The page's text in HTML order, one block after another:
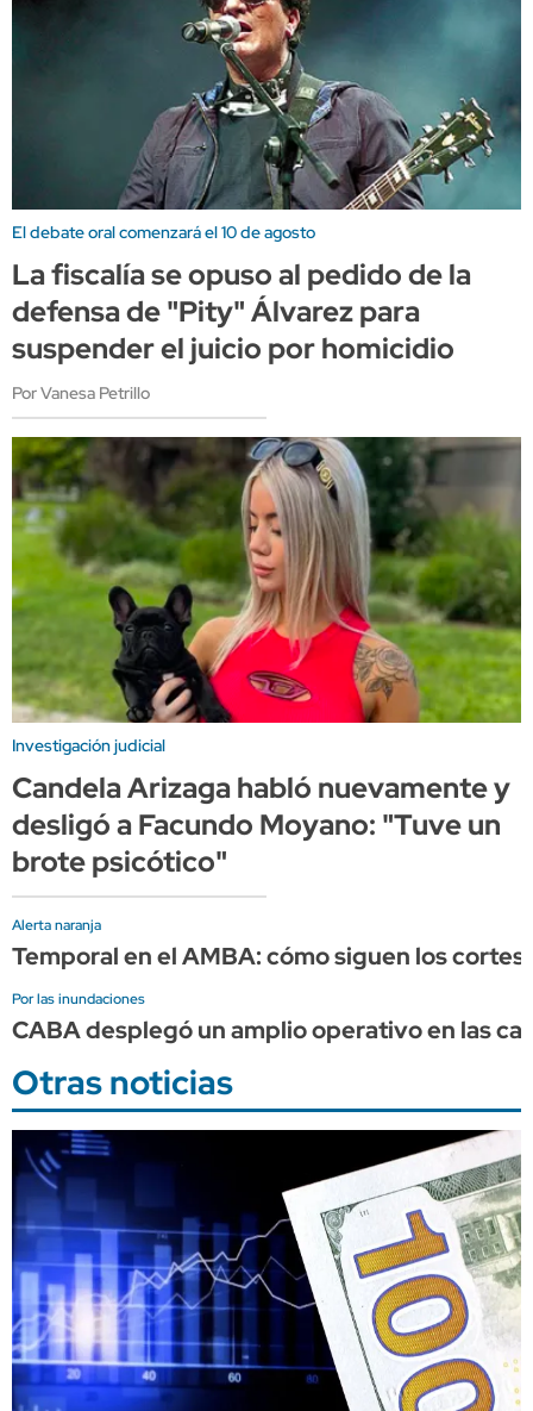
El debate oral comenzará el 10 de agosto
La fiscalía se opuso al pedido de la
defensa de "Pity" Álvarez para
suspender el juicio por homicidio
Por Vanesa Petrillo
Investigación judicial
Candela Arizaga habló nuevamente y
desligó a Facundo Moyano: "Tuve un
brote psicótico"
Alerta naranja
Temporal en el AMBA: cómo siguen los
Por las inundaciones
CABA desplegó un amplio operativo en las
Otras noticias